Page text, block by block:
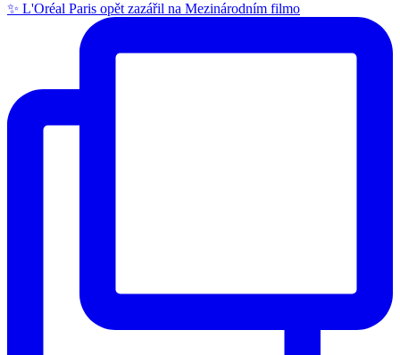
✨ L'Oréal Paris opět zazářil na Mezinárodním filmo